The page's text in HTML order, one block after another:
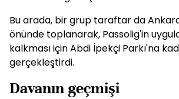
Bu arada, bir grup taraftar da
önünde toplanarak, Passolig'in
kalkması için Abdi İpekçi Parkı'na
gerçekleştirdi.
Davanın geçmişi